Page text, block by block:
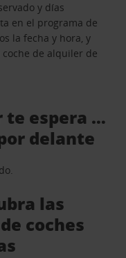
y días
en el programa de
la fecha y hora, y
de alquiler de
te espera …
delante
las
coches